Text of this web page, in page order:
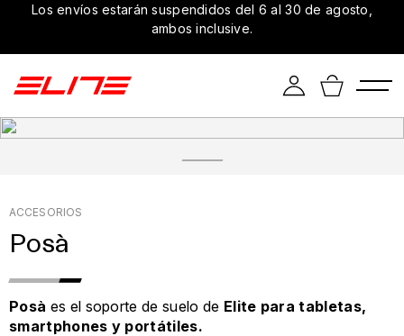
Los envíos estarán suspendidos del 6 al 30 de agosto,
ambos inclusive.
ACCESORIOS
Posà
Posà es el soporte de suelo de Elite para tabletas,
smartphones y portátiles.